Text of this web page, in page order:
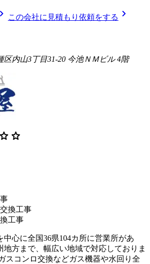
chevron_right この会社に見積もり依頼をする chevron_right
区内山3丁目31-20 今池ＮＭビル 4階
star star
換工事
工事
中心に全国36県104カ所に営業所があ
地方まで、幅広い地域で対応しておりま
スコンロ交換などガス機器や水回り全